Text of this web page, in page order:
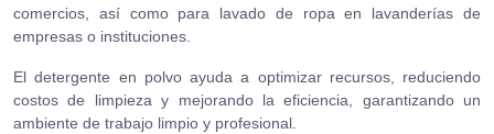
comercios, así como para lavado de ropa en lavanderías de
empresas o instituciones.
El detergente en polvo ayuda a optimizar recursos, reduciendo
costos de limpieza y mejorando la eficiencia, garantizando un
ambiente de trabajo limpio y profesional.